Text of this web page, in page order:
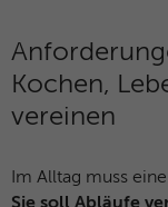
Kochen,
vereinen
Im Alltag muss